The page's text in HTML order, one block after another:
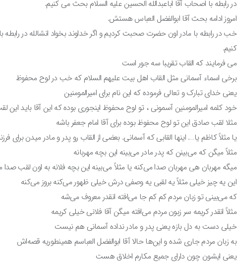
در رابطه با اصحاب آقا اباعبدالله الحسین علیه السلام بحث می کنیم.
امروز ادامه بحث آقا ابوالفضل العباس هستش.
خب در رابطه با مادر اون حضرت صحبت کردیم و اگر خداوند بخواد انشالله در رابطه
کنیم.
می فرمایند که القاب تقریبا سه جور است
برخی اسماء آسمانی مثل القاب اهل بیت علیهم السلام که خب در لوح محفوظ
یعنی خدای تبارک و تعالی فرموده که این نام برای امیرالمومنین
خود کلمه امیرالمومنین آسمونی ، تو لوح محفوظ اینجوری بوده که این آقا باید این
مثلا لقب صادق این تو لوح محفوظ بوده برای آقا امام جعفر باشه
یا مثلاً کاظم یا…. اینها القابی که آسمانی. بعضی از القاب رو پدر و مادر میدن برای
مثلاً میگن که می‌بینن که پدر مادر می‌بینه این بچه مهربانه
میگه مهربان هی مهربان صدا می‌کنه یا مثلاً می‌بینه این بچه فلانه به اون لقب صدا
این یه چیز خیلی مثلاً یه لقبی یه وصفی درش خیلی ظهور می‌کنه بروز می‌کنه
که می‌بینی تو زبان مردم کم کم جا می‌افته انقدر معروف می‌شه
مثلاً انقدر کریمه سر زبون مردم می‌افته میگن آقا فلانی خیلی کریمه
خیلی دست به دل بازه یعنی پدر و مادر نداده آسمانی هم نیست
به زبان مردم جاری شده و این‌ها حالا آقا ابوالفضل العباسم همینطوریه قصه‌اش
یعنی ایشون چون دارای جمیع مکارم اخلاق هست